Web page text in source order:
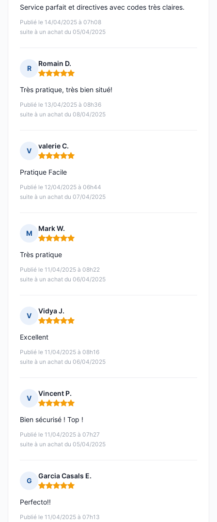
Publié le 14/04/2025 à 07h08
suite à un achat du 05/04/2025
Service parfait et directives avec codes très claires.
R
Romain D.
Note : 5 sur 5
Publié le 13/04/2025 à 08h36
suite à un achat du 08/04/2025
Très pratique, très bien situé!
V
valerie C.
Note : 5 sur 5
Publié le 12/04/2025 à 06h44
suite à un achat du 07/04/2025
Pratique Facile
M
Mark W.
Note : 5 sur 5
Publié le 11/04/2025 à 08h22
suite à un achat du 06/04/2025
Très pratique
V
Vidya J.
Note : 5 sur 5
Publié le 11/04/2025 à 08h16
suite à un achat du 06/04/2025
Excellent
V
Vincent P.
Note : 5 sur 5
Publié le 11/04/2025 à 07h27
suite à un achat du 05/04/2025
Bien sécurisé ! Top !
G
Garcia Casals E.
Note : 5 sur 5
Publié le 11/04/2025 à 07h13
Perfecto!!